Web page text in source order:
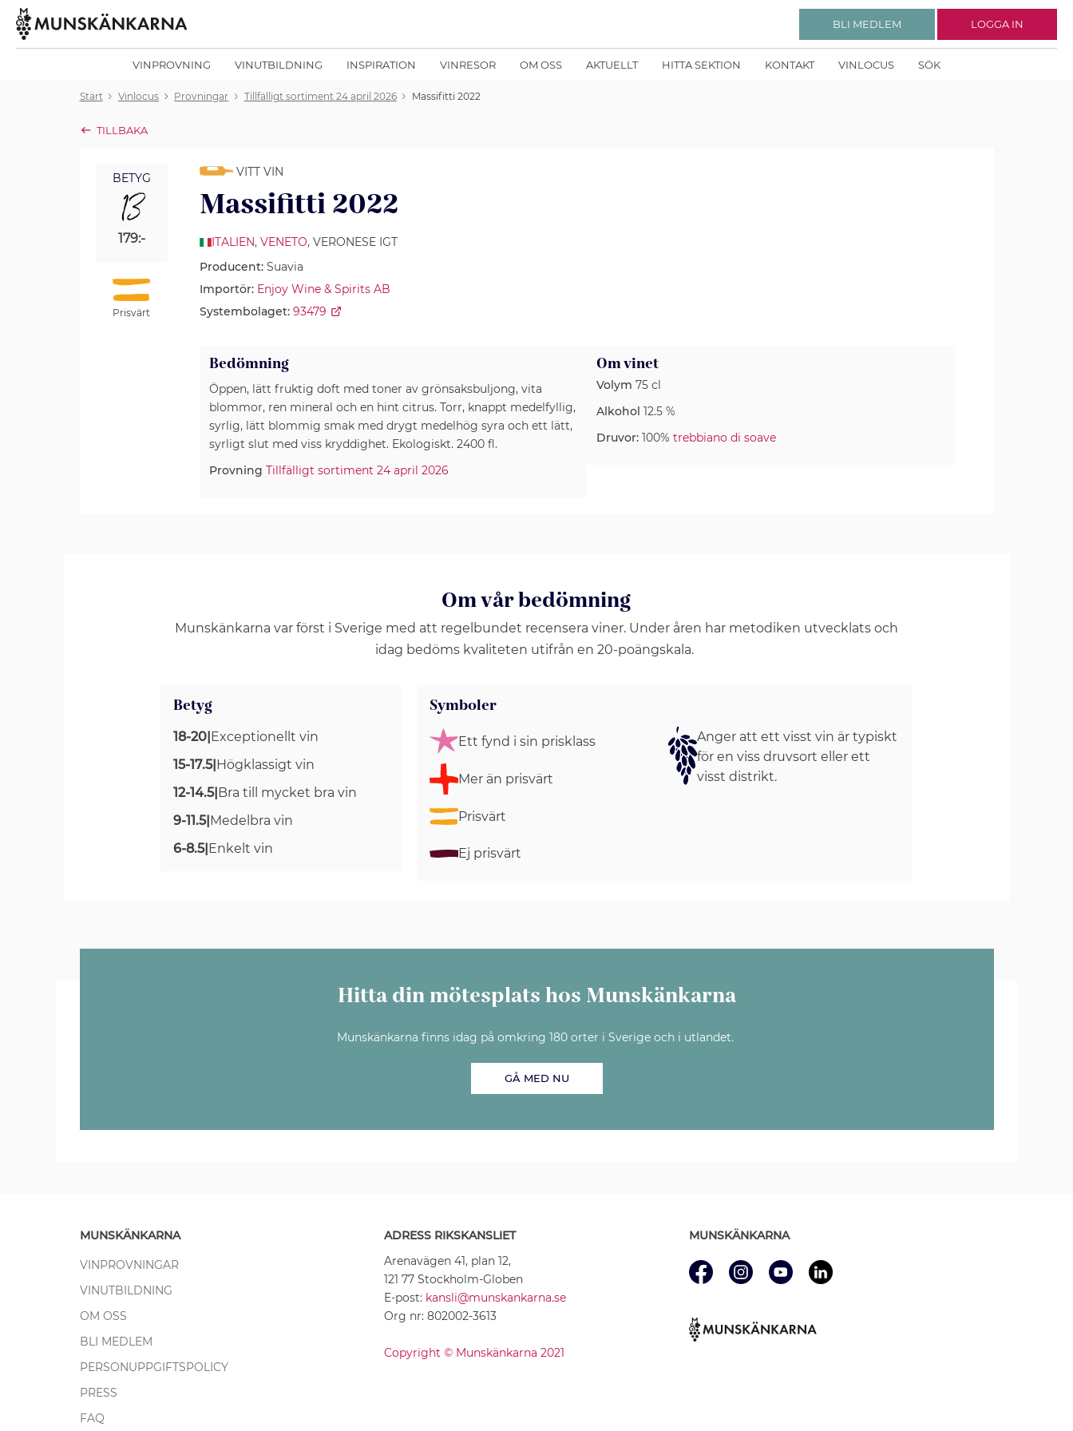
VINPROVNING VINUTBILDNING INSPIRATION VINRESOR OM OSS AKTUELLT HITTA SEKTION KONTAKT VINLOCUS SÖK
BLI MEDLEM LOGGA IN
Start Vinlocus Provningar Tillfälligt sortiment 24 april 2026 Massifitti 2022
TILLBAKA
BETYG
13
179:-
Prisvärt
VITT VIN
Massifitti 2022
ITALIEN,VENETO, VERONESE IGT
Producent:Suavia
Importör: Enjoy Wine & Spirits AB
Systembolaget: 93479
Bedömning
Öppen, lätt fruktig doft med toner av grönsaksbuljong, vita
blommor, ren mineral och en hint citrus. Torr, knappt medelfyllig,
syrlig, lätt blommig smak med drygt medelhög syra och ett lätt,
syrligt slut med viss kryddighet. Ekologiskt. 2400 fl.
Provning Tillfälligt sortiment 24 april 2026
Om vinet
Volym 75 cl
Alkohol 12.5 %
Druvor: 100% trebbiano di soave
Om vår bedömning
Munskänkarna var först i Sverige med att regelbundet recensera viner. Under åren har metodiken utvecklats och
idag bedöms kvaliteten utifrån en 20-poängskala.
Betyg
18-20|Exceptionellt vin
15-17.5|Högklassigt vin
12-14.5|Bra till mycket bra vin
9-11.5|Medelbra vin
6-8.5|Enkelt vin
Symboler
Ett fynd i sin prisklass
Mer än prisvärt
Prisvärt
Ej prisvärt
Anger att ett visst vin är typiskt
för en viss druvsort eller ett
visst distrikt.
Hitta din mötesplats hos Munskänkarna
Munskänkarna finns idag på omkring 180 orter i Sverige och i utlandet.
GÅ MED NU
MUNSKÄNKARNA
VINPROVNINGAR
VINUTBILDNING
OM OSS
BLI MEDLEM
PERSONUPPGIFTSPOLICY
PRESS
FAQ
ADRESS RIKSKANSLIET
Arenavägen 41, plan 12,
121 77 Stockholm-Globen
E-post: kansli@munskankarna.se
Org nr: 802002-3613
Copyright © Munskänkarna 2021
MUNSKÄNKARNA